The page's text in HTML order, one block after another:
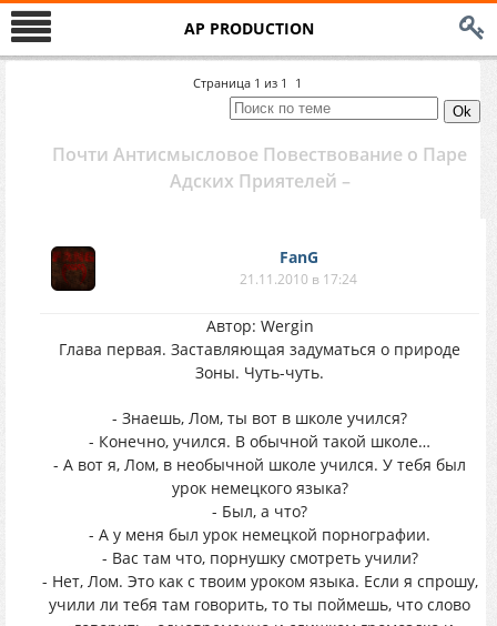
AP PRODUCTION
Страница 1 из 1 1
Почти Антисмысловое Повествование о Паре
Адских Приятелей –
FanG
21.11.2010 в 17:24
Автор: Wergin
Глава первая. Заставляющая задуматься о природе
Зоны. Чуть-чуть.
- Знаешь, Лом, ты вот в школе учился?
- Конечно, учился. В обычной такой школе…
- А вот я, Лом, в необычной школе учился. У тебя был
урок немецкого языка?
- Был, а что?
- А у меня был урок немецкой порнографии.
- Вас там что, порнушку смотреть учили?
- Нет, Лом. Это как с твоим уроком языка. Если я спрошу,
учили ли тебя там говорить, то ты поймешь, что слово